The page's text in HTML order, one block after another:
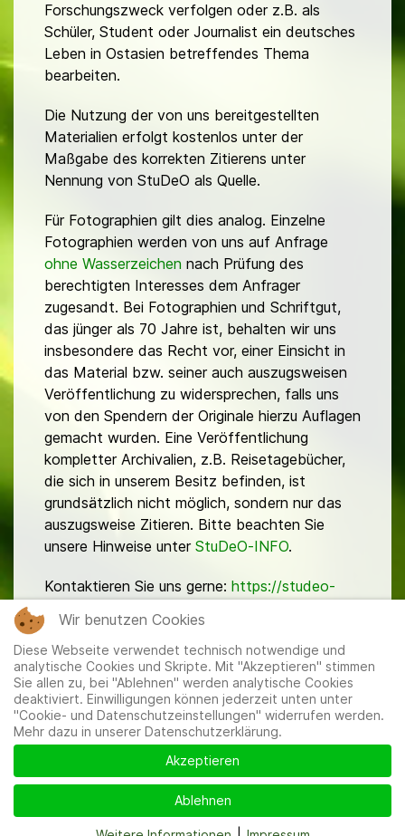
Forschungszweck verfolgen oder z.B. als
Schüler, Student oder Journalist ein deutsches
Leben in Ostasien betreffendes Thema
bearbeiten.
Die Nutzung der von uns bereitgestellten
Materialien erfolgt kostenlos unter der
Maßgabe des korrekten Zitierens unter
Nennung von StuDeO als Quelle.
Für Fotographien gilt dies analog. Einzelne
Fotographien werden von uns auf Anfrage
ohne Wasserzeichen nach Prüfung des
berechtigten Interesses dem Anfrager
zugesandt. Bei Fotographien und Schriftgut,
das jünger als 70 Jahre ist, behalten wir uns
insbesondere das Recht vor, einer Einsicht in
das Material bzw. seiner auch auszugsweisen
Veröffentlichung zu widersprechen, falls uns
von den Spendern der Originale hierzu Auflagen
gemacht wurden. Eine Veröffentlichung
kompletter Archivalien, z.B. Reisetagebücher,
die sich in unserem Besitz befinden, ist
grundsätzlich nicht möglich, sondern nur das
auszugsweise Zitieren. Bitte beachten Sie
unsere Hinweise unter StuDeO-INFO.
Kontaktieren Sie uns gerne: https://studeo-
Mitglieder|Impressum|Datenschutzerklärung|Cookie-
und Datenschutzeinstellungen
Wir benutzen Cookies
Diese Webseite verwendet technisch notwendige und
analytische Cookies und Skripte. Mit "Akzeptieren" stimmen
Sie allen zu, bei "Ablehnen" werden analytische Cookies
deaktiviert. Einwilligungen können jederzeit unten unter
"Cookie- und Datenschutzeinstellungen" widerrufen werden.
Mehr dazu in unserer Datenschutzerklärung.
Akzeptieren
Ablehnen